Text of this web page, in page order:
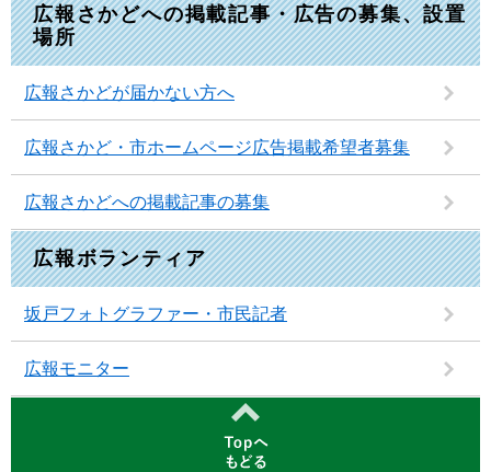
広報さかどへの掲載記事・広告の募集、設置
場所
広報さかどが届かない方へ
広報さかど・市ホームページ広告掲載希望者募集
広報さかどへの掲載記事の募集
広報ボランティア
坂戸フォトグラファー・市民記者
広報モニター